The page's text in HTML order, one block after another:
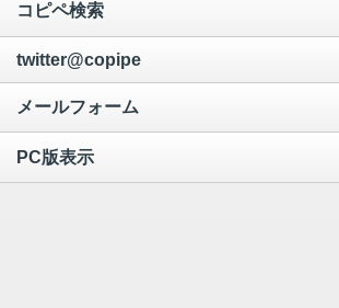
コピペ検索
twitter@copipe
メールフォーム
PC版表示